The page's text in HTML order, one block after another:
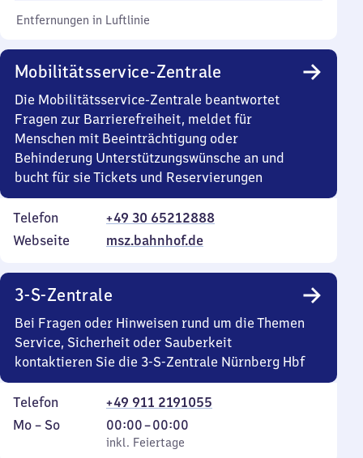
Entfernungen in Luftlinie
Mobilitätsservice-Zentrale
Die Mobilitätsservice-Zentrale beantwortet
Fragen zur Barrierefreiheit, meldet für
Menschen mit Beeinträchtigung oder
Behinderung Unterstützungswünsche an und
bucht für sie Tickets und Reservierungen
Telefon
+49 30 65212888
Webseite
msz.bahnhof.de
3-S-Zentrale
Bei Fragen oder Hinweisen rund um die Themen
Service, Sicherheit oder Sauberkeit
kontaktieren Sie die 3-S-Zentrale Nürnberg Hbf
Telefon
+49 911 2191055
Montag
Mo – So,
inkl. Feiertage
00:00–00:00
Von
0
inkl. Feiertage